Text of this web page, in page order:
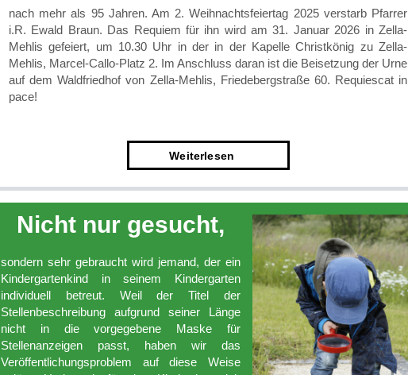
nach mehr als 95 Jahren. Am 2. Weihnachtsfeiertag 2025 verstarb Pfarrer
i.R. Ewald Braun. Das Requiem für ihn wird am 31. Januar 2026 in Zella-
Mehlis gefeiert, um 10.30 Uhr in der in der Kapelle Christkönig zu Zella-
Mehlis, Marcel-Callo-Platz 2. Im Anschluss daran ist die Beisetzung der Urne
auf dem Waldfriedhof von Zella-Mehlis, Friedebergstraße 60. Requiescat in
pace!
Weiter­lesen
Nicht nur­ gesucht,
sondern sehr gebraucht wird jemand, der ein
Kindergartenkind in seinem Kindergarten
individuell betreut. Weil der Titel der
Stellenbeschreibung aufgrund seiner Länge
nicht in die vorgegebene Maske für
Stellenanzeigen passt, haben wir das
Veröffentlichungsproblem auf diese Weise